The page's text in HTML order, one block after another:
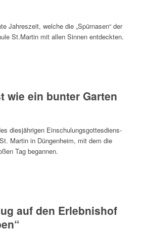
Jah­res­zeit, wel­che die „Spür­na­sen“ der
St.Martin mit allen Sin­nen entdeckten.
wie ein bun­ter Garten
dies­jäh­ri­gen Ein­schu­lungs­got­tes­diens­
Mar­tin in Dün­gen­heim, mit dem die
Tag begannen.
auf den Erleb­nis­hof